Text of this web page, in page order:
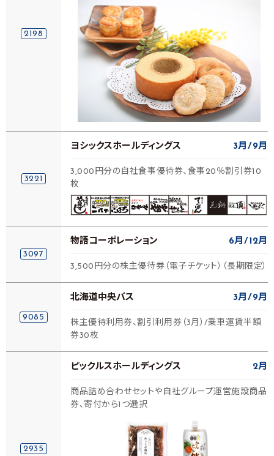
2198
3221
ヨシックスホールディングス 3月 9月
3,000円分の自社食事優待券、食事20％割引券10
枚
3097
物語コーポレーション 6月 12月
3,500円分の株主優待券（電子チケット）（長期限定）
9085
北海道中央バス 3月 9月
株主優待利用券、割引利用券（3月）/乗車運賃半額
券30枚
2935
ピックルスホールディングス 2月
商品詰め合わせセットや自社グループ運営施設商品
券、寄付から1つ選択